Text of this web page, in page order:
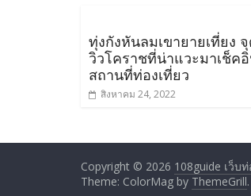
ทุ่งกังหันลมเขายายเที่ยง
วิวโคราชที่น่าแวะมาเช็ค
สถานที่ท่องเที่ยว
สิงหาคม 24, 2022
Copyright © 2026 108guide เว็บ
Theme: ColorMag by ThemeGrill